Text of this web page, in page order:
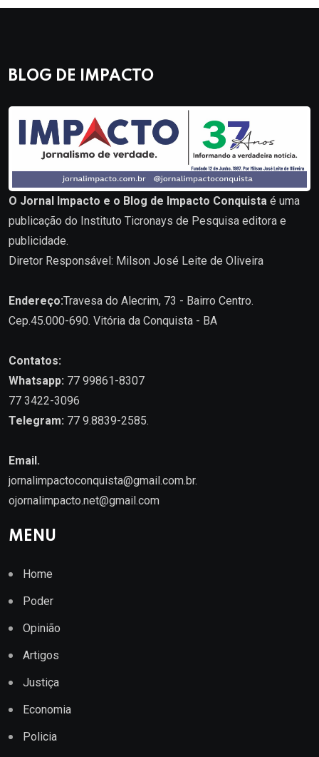
BLOG DE IMPACTO
O Jornal Impacto e o Blog de Impacto Conquista é uma
publicação do Instituto Ticronays de Pesquisa editora e
publicidade.
Diretor Responsável: Milson José Leite de Oliveira
Endereço:Travesa do Alecrim, 73 - Bairro Centro.
Cep.45.000-690. Vitória da Conquista - BA
Contatos:
Whatsapp: 77 99861-8307
77 3422-3096
Telegram: 77 9.8839-2585.
Email.
jornalimpactoconquista@gmail.com.br.
ojornalimpacto.net@gmail.com
MENU
Home
Poder
Opinião
Artigos
Justiça
Economia
Policia